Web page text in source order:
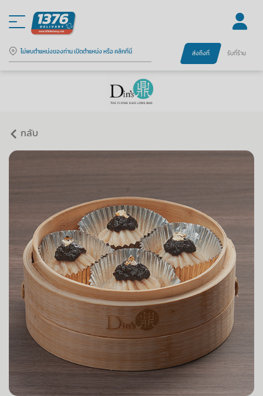
ไม่พบตำแหน่งของท่าน เปิดตำแหน่ง หรือ คลิกที่นี่ ส่งถึงที่ รับที่ร้าน
กลับ